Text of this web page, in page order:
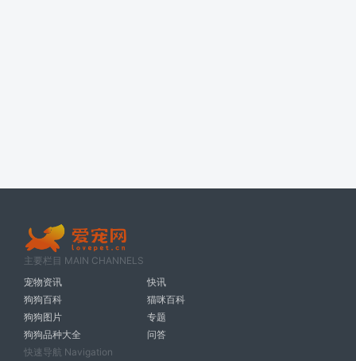
主要栏目 MAIN CHANNELS
宠物资讯
快讯
狗狗百科
猫咪百科
狗狗图片
专题
狗狗品种大全
问答
快速导航 Navigation